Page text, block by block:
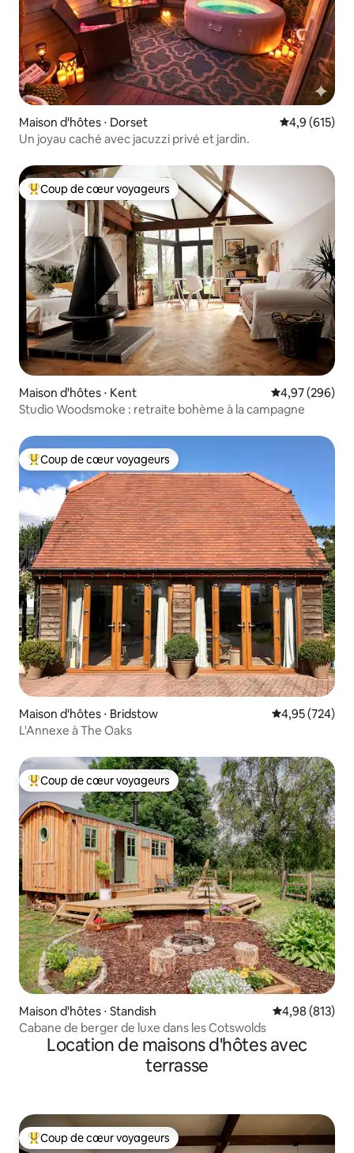
Maison d'hôtes ⋅ Dorset Évaluation
4,9 (615)
Un joyau caché avec jacuzzi privé et jardin.
Coups de cœur voyageurs les plus appréciés
Coup de cœur voyageurs
Maison d'hôtes ⋅ Kent Évaluation
4,97 (296)
Studio Woodsmoke : retraite bohème à la campagne
Coups de cœur voyageurs les plus appréciés
Coup de cœur voyageurs
Maison d'hôtes ⋅ Bridstow Évaluation
4,95 (724)
L'Annexe à The Oaks
Coups de cœur voyageurs les plus appréciés
Coup de cœur voyageurs
Maison d'hôtes ⋅ Standish Évaluation
4,98 (813)
Cabane de berger de luxe dans les Cotswolds
Location de maisons d'hôtes avec
terrasse
Coups de cœur voyageurs les plus appréciés
Coup de cœur voyageurs